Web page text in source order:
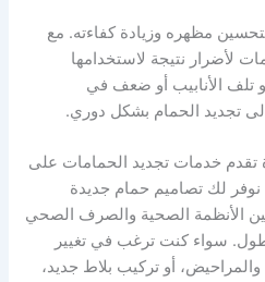
مظهره وزيادة كفاءته. مع
لأضرار نتيجة لاستخدامها
تلف الأنابيب أو ضعف في
تجديد الحمام بشكل دوري.
تقدم خدمات تجديد الحمامات على
لك تصاميم حمام جديدة
الأنظمة الصحية والصرف الصحي
سواء كنت ترغب في تغيير
أو تركيب بلاط جديد،